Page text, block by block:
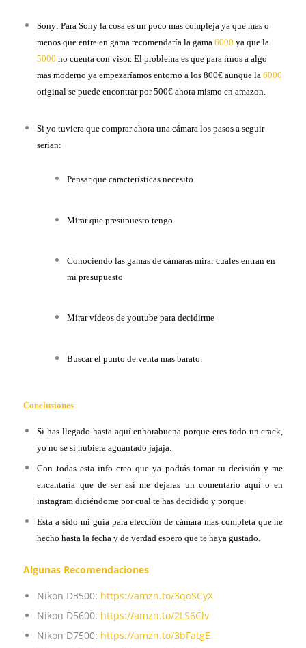
Sony: Para Sony la cosa es un poco mas compleja ya que mas o
menos que entre en gama recomendaría la gama6000 ya que la
5000 no cuenta con visor. El problema es que para irnos a algo
mas moderno ya empezaríamos entorno a los 800€ aunque la6000
original se puede encontrar por 500€ ahora mismo en amazon.
Si yo tuviera que comprar ahora una cámara los pasos a seguir
serian:
Pensar que características necesito
Mirar que presupuesto tengo
Conociendo las gamas de cámaras mirar cuales entran en
mi presupuesto
Mirar vídeos de youtube para decidirme
Buscar el punto de venta mas barato.
Conclusiones
Si has llegado hasta aquí enhorabuena porque eres todo un crack,
yo no se si hubiera aguantado jajaja.
Con todas esta info creo que ya podrás tomar tu decisión y me
encantaría que de ser así me dejaras un comentario aquí o en
instagram diciéndome por cual te has decidido y porque.
Esta a sido mi guía para elección de cámara mas completa que he
hecho hasta la fecha y de verdad espero que te haya gustado.
Algunas Recomendaciones
Nikon D3500: https://amzn.to/3qoSCyX
Nikon D5600: https://amzn.to/2LS6Clv
Nikon D7500: https://amzn.to/3bFatgE